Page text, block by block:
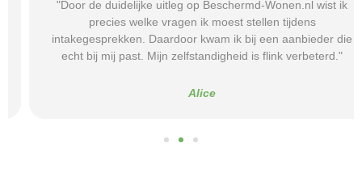
"Door de duidelijke uitleg op Beschermd-Wonen.nl wist ik
precies welke vragen ik moest stellen tijdens
intakegesprekken. Daardoor kwam ik bij een aanbieder die
echt bij mij past. Mijn zelfstandigheid is flink verbeterd."
Alice